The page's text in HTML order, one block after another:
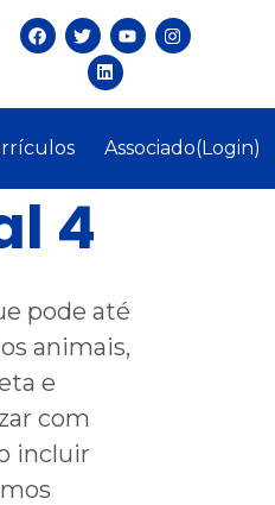
Associado(Login)
4
pode até
animais,
e
com
incluir